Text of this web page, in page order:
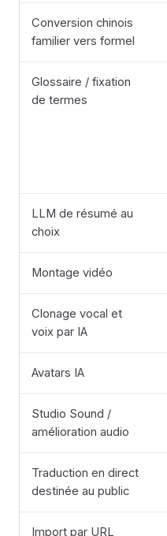
Conversion chinois
familier vers formel
Glossaire / fixation
de termes
LLM de résumé au
choix
Montage vidéo
Clonage vocal et
voix par IA
Avatars IA
Studio Sound /
amélioration audio
Traduction en direct
destinée au public
Import par URL